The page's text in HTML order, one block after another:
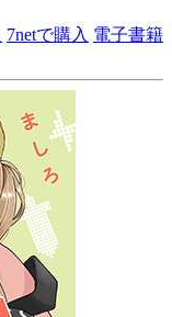
7netで購入 電子書籍